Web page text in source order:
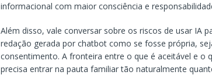
informacional com maior consciência e
Além disso, vale conversar sobre os riscos de usar IA
redação gerada por chatbot como se fosse própria,
consentimento. A fronteira entre o que é aceitável e o
precisa entrar na pauta familiar tão naturalmente